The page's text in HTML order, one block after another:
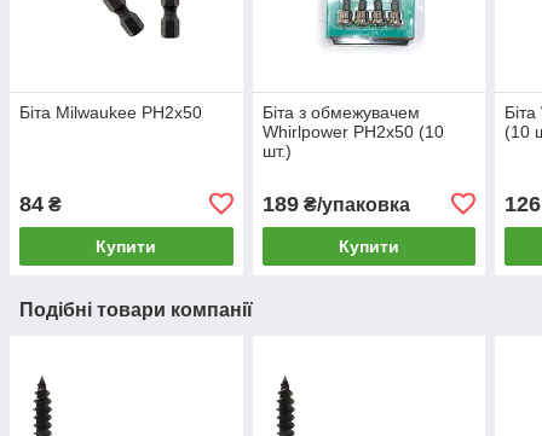
Біта Milwaukee PH2х50
84 ₴
Купити
Біта з обмежувачем
Whirlpower PH2х50 (10
шт.)
189₴/упаковка
Купити
(10
126
Подібні товари компанії